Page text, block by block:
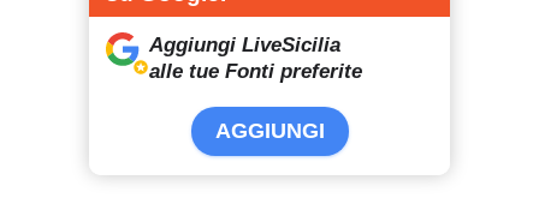
Aggiungi LiveSicilia
alle tue Fonti preferite
AGGIUNGI